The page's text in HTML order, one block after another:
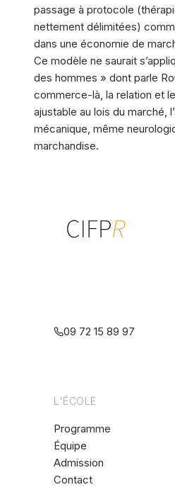
passage à protocole
nettement délimitées)
dans une économie de
Ce modèle ne saurait
des hommes » dont parle
commerce-là, la relation et
ajustable au lois du marché,
mécanique, même
marchandise.
09 72 15 89 97
L'ÉCOLE
Programme
Équipe
Admission
Contact